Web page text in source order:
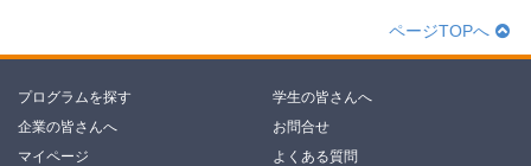
ページTOPへ
プログラムを探す
学生の皆さんへ
企業の皆さんへ
お問合せ
マイページ
よくある質問